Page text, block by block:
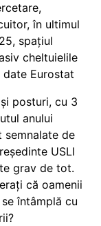
în ultimul
spațiul
cheltuielile
Eurostat
posturi, cu 3
anului
semnalate de
USLI
grav de tot.
că oamenii
întâmplă cu